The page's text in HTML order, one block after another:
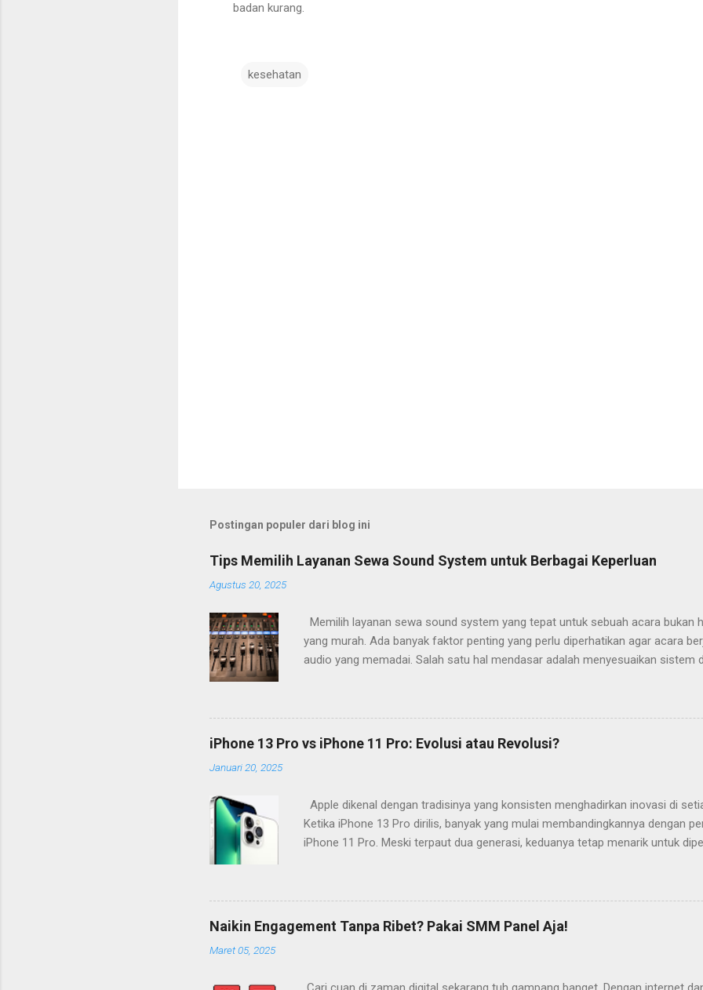
badan kurang.
kesehatan
Postingan populer dari blog ini
Tips Memilih Layanan Sewa Sound System untuk Berbagai Keperluan
Agustus 20, 2025
Memilih layanan sewa sound system yang tepat untuk sebuah acara bukan
yang murah. Ada banyak faktor penting yang perlu diperhatikan agar acara
audio yang memadai. Salah satu hal mendasar adalah menyesuaikan sistem
lebih besar dan cakupan suara luas. Sementara itu, acara indoor dengan
cukup menggunakan sistem sederhana asalkan kejernihan suara tetap
adalah memahami kebutuhan acara secara detail. Hitung jumlah tamu yang
atau...
iPhone 13 Pro vs iPhone 11 Pro: Evolusi atau Revolusi?
Januari 20, 2025
Apple dikenal dengan tradisinya yang konsisten menghadirkan inovasi di
Ketika iPhone 13 Pro dirilis, banyak yang mulai membandingkannya dengan
iPhone 11 Pro. Meski terpaut dua generasi, keduanya tetap menarik untuk
penyempurnaan dari apa yang sudah ada? Desain dan Dimensi: Perubahan
Sekilas, perbedaan desain antara iPhone 13 Pro dan iPhone 11 Pro tidak
mempertahankan garis desain premium dengan bahan stainless steel dan
lebih saksama, iPhone 13 Pro hadir dengan pinggiran yang lebih datar,
Naikin Engagement Tanpa Ribet? Pakai SMM Panel Aja!
Maret 05, 2025